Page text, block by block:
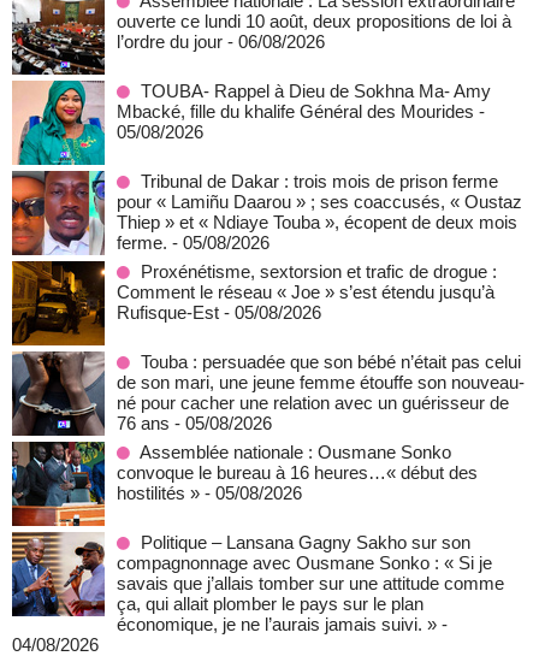
ouverte ce lundi 10 août, deux propositions de loi à
l’ordre du jour - 06/08/2026
TOUBA- Rappel à Dieu de Sokhna Ma- Amy
Mbacké, fille du khalife Général des Mourides -
05/08/2026
Tribunal de Dakar : trois mois de prison ferme
pour « Lamiñu Daarou » ; ses coaccusés, « Oustaz
Thiep » et « Ndiaye Touba », écopent de deux mois
ferme. - 05/08/2026
Proxénétisme, sextorsion et trafic de drogue :
Comment le réseau « Joe » s’est étendu jusqu’à
Rufisque-Est - 05/08/2026
Touba : persuadée que son bébé n’était pas celui
de son mari, une jeune femme étouffe son nouveau-
né pour cacher une relation avec un guérisseur de
76 ans - 05/08/2026
Assemblée nationale : Ousmane Sonko
convoque le bureau à 16 heures…« début des
hostilités » - 05/08/2026
Politique – Lansana Gagny Sakho sur son
compagnonnage avec Ousmane Sonko : « Si je
savais que j’allais tomber sur une attitude comme
ça, qui allait plomber le pays sur le plan
économique, je ne l’aurais jamais suivi. » -
04/08/2026